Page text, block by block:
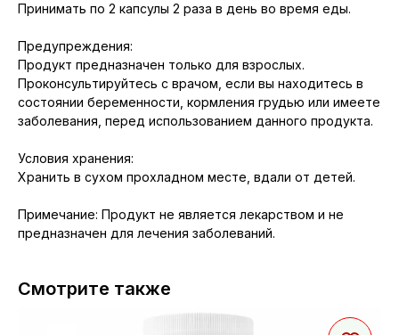
Принимать по 2 капсулы 2 раза в день во время еды.
Предупреждения:
Продукт предназначен только для взрослых.
Проконсультируйтесь с врачом, если вы находитесь в
состоянии беременности, кормления грудью или имеете
заболевания, перед использованием данного продукта.
Условия хранения:
Хранить в сухом прохладном месте, вдали от детей.
Примечание: Продукт не является лекарством и не
предназначен для лечения заболеваний.
Смотрите также